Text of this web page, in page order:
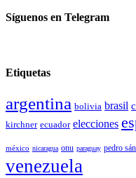
Síguenos en Telegram
Etiquetas
argentina bolivia brasil
kirchner ecuador elecciones
méxico nicaragua onu paraguay pedro
venezuela